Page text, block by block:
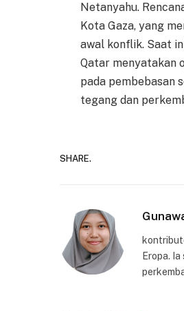
Netanyahu.
Kota Gaza, yang
awal konflik. Saat
Qatar menyatakan
pada pembebasan
tegang dan
SHARE.
Eropa.